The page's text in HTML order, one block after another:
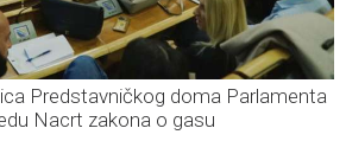
Predstavničkog doma Parlamenta
Nacrt zakona o gasu